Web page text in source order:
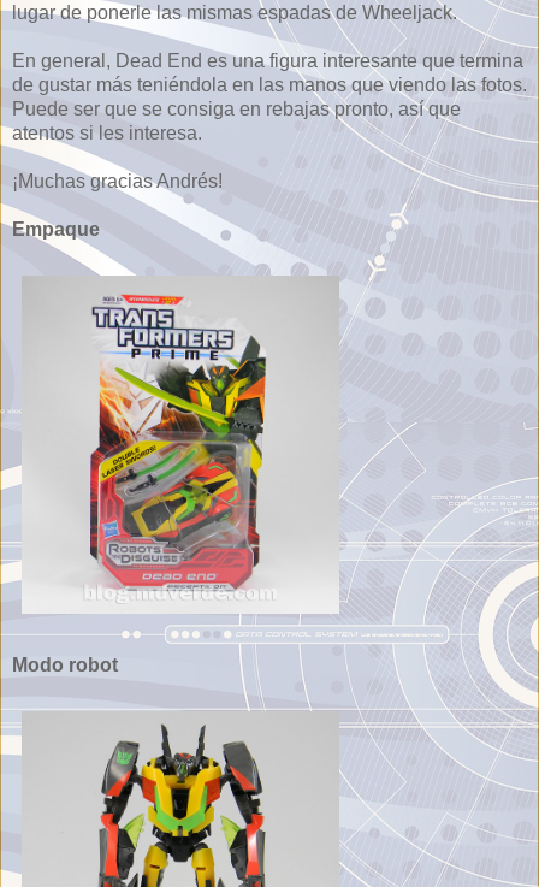
lugar de ponerle las mismas espadas de Wheeljack.
En general, Dead End es una figura interesante que termina
de gustar más teniéndola en las manos que viendo las fotos.
Puede ser que se consiga en rebajas pronto, así que
atentos si les interesa.
¡Muchas gracias Andrés!
Empaque
Modo robot